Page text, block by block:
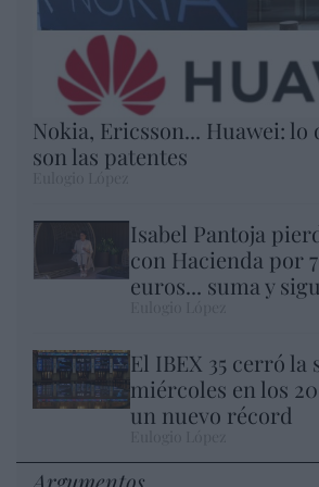
Nokia, Ericsson... Huawei:
son las patentes
Isabel Pantoja
con Hacienda por
euros... suma y
El IBEX 35 cerró la
miércoles en los
un nuevo récord